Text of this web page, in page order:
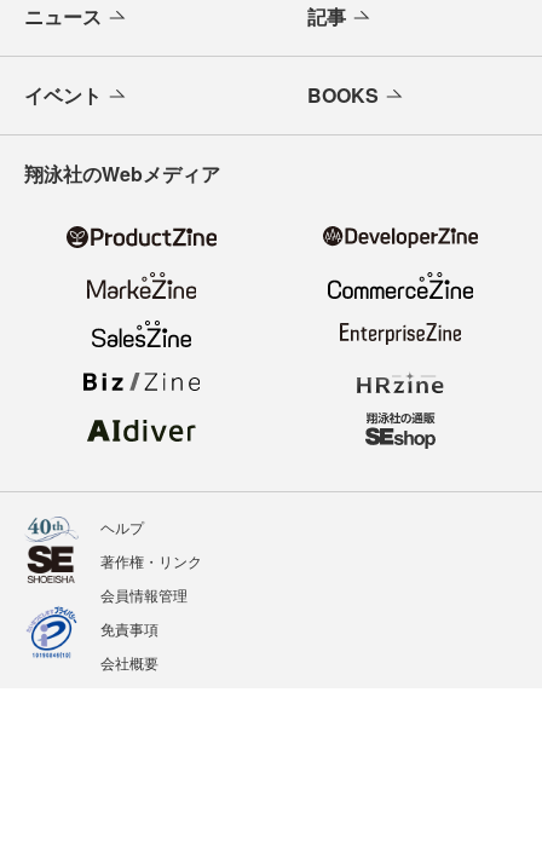
ニュース 記事
イベント BOOKS
翔泳社のWebメディア
ヘルプ
著作権・リンク
会員情報管理
免責事項
会社概要